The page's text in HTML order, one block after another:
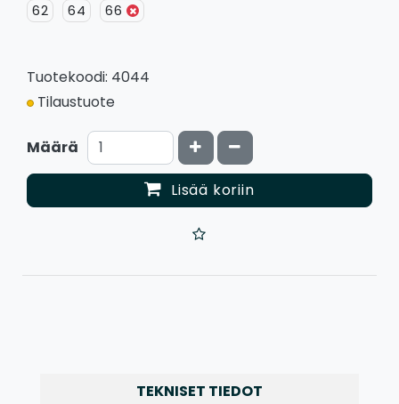
62
64 66
Tuotekoodi: 4044
Tilaustuote
Määrä Kasvata määrää
Vähennä määrää
Lisää koriin
TEKNISET TIEDOT